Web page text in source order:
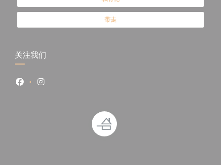
带走
关注我们
Facebook ((在新窗口中打开))
Instagram ((在新窗口中打开))